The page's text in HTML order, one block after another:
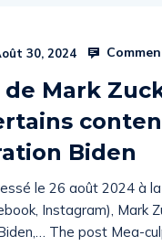
30, 2024
de Mark
Biden
le 26 août 2024 à
Instagram), Mark
The post Mea-